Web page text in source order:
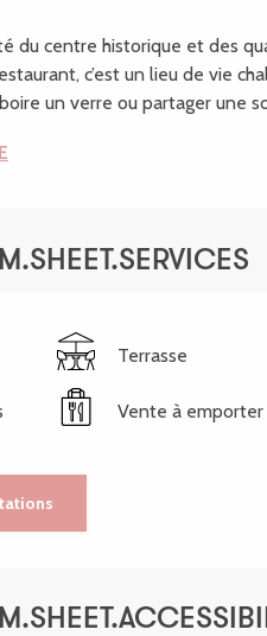
du centre historique et des
c’est un lieu de vie
un verre ou partager une
Terrasse
Vente à emporter